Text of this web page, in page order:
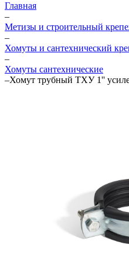
Главная
–
Метизы и строительный
–
Хомуты и сантехнический
–
Хомуты сантехнические
–Хомут трубный ТХУ 1''